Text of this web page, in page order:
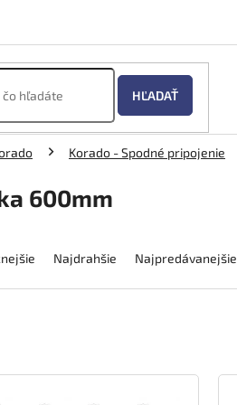
HĽADAŤ
Korado - Spodné pripojenie
600mm
Najdrahšie Najpredávanejšie